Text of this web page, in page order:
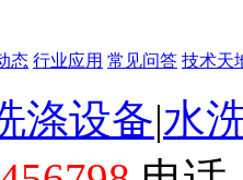
态 行业应用 常见问答 技术天
涤设备|水